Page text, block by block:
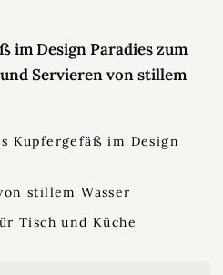
im Design Paradies zum
Servieren von stillem
Kupfergefäß im Design
stillem Wasser
Tisch und Küche